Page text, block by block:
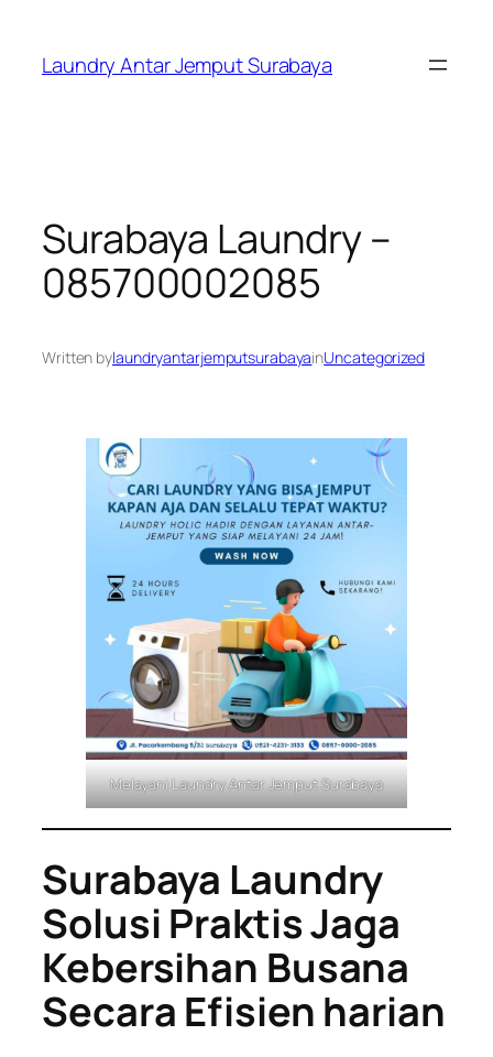
content
Laundry Antar Jemput Surabaya
Surabaya Laundry –
085700002085
Written bylaundryantarjemputsurabayainUncategorized
Melayani Laundry Antar Jemput Surabaya
Surabaya Laundry
Solusi Praktis Jaga
Kebersihan Busana
Secara Efisien harian